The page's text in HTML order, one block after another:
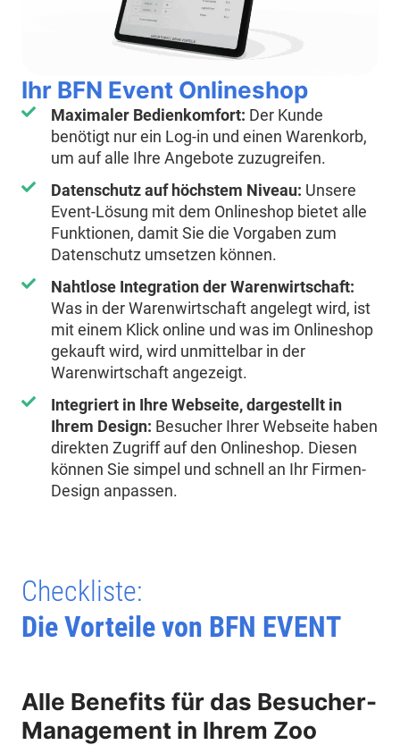
Ihr BFN Event Onlineshop
Maximaler Bedienkomfort: Der Kunde
benötigt nur ein Log-in und einen Warenkorb,
um auf alle Ihre Angebote zuzugreifen.
Datenschutz auf höchstem Niveau: Unsere
Event-Lösung mit dem Onlineshop bietet alle
Funktionen, damit Sie die Vorgaben zum
Datenschutz umsetzen können.
Nahtlose Integration der Warenwirtschaft:
Was in der Warenwirtschaft angelegt wird, ist
mit einem Klick online und was im Onlineshop
gekauft wird, wird unmittelbar in der
Warenwirtschaft angezeigt.
Integriert in Ihre Webseite, dargestellt in
Ihrem Design: Besucher Ihrer Webseite haben
direkten Zugriff auf den Onlineshop. Diesen
können Sie simpel und schnell an Ihr Firmen-
Design anpassen.
Checkliste:
Die Vorteile von BFN EVENT
Alle Benefits für das Besucher-
Management in Ihrem Zoo